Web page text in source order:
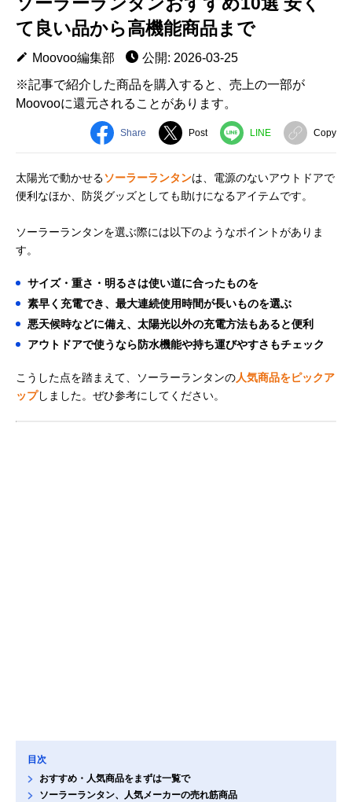
て良い品から高機能商品まで
Moovoo編集部
公開: 2026-03-25
※記事で紹介した商品を購入すると、売上の一部が
Moovooに還元されることがあります。
Share Post LINE Copy
太陽光で動かせるソーラーランタンは、電源のないアウトドアで
便利なほか、防災グッズとしても助けになるアイテムです。
ソーラーランタンを選ぶ際には以下のようなポイントがありま
す。
サイズ・重さ・明るさは使い道に合ったものを
素早く充電でき、最大連続使用時間が長いものを選ぶ
悪天候時などに備え、太陽光以外の充電方法もあると便利
アウトドアで使うなら防水機能や持ち運びやすさもチェック
こうした点を踏まえて、ソーラーランタンの人気商品をピックア
ップしました。ぜひ参考にしてください。
目次
おすすめ・人気商品をまずは一覧で
ソーラーランタン、人気メーカーの売れ筋商品